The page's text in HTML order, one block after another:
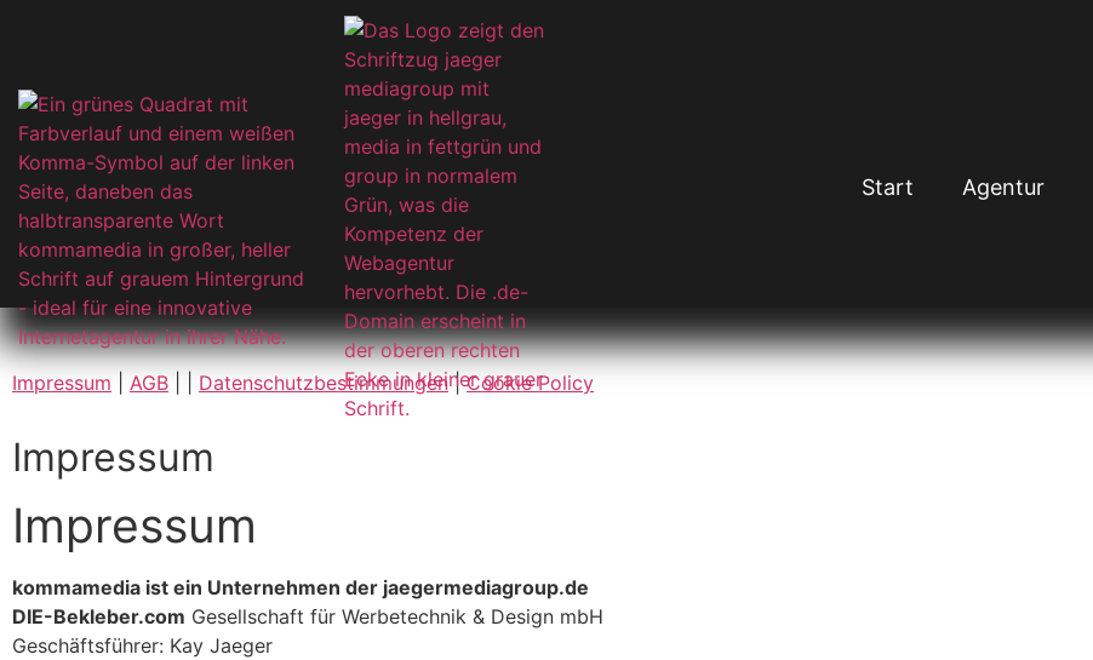
Start Agentur
Impressum AGB Datenschutzbestimmungen|Cookie Policy
Impressum
Impressum
kommamedia ist ein Unternehmen der jaegermediagroup.de
DIE-Bekleber.com Gesellschaft für Werbetechnik & Design mbH
Geschäftsführer: Kay Jaeger